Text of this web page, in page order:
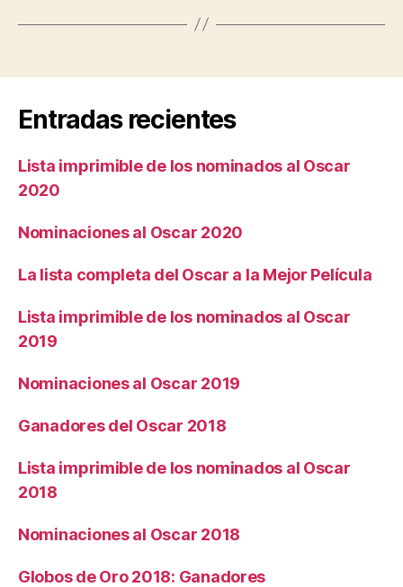
Entradas recientes
Lista imprimible de los nominados al Oscar
2020
Nominaciones al Oscar 2020
La lista completa del Oscar a la Mejor Película
Lista imprimible de los nominados al Oscar
2019
Nominaciones al Oscar 2019
Ganadores del Oscar 2018
Lista imprimible de los nominados al Oscar
2018
Nominaciones al Oscar 2018
Globos de Oro 2018: Ganadores